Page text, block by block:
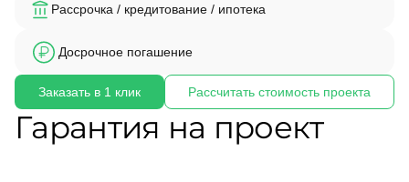
Рассрочка / кредитование / ипотека
Досрочное погашение
Заказать в 1 клик Рассчитать стоимость проекта
Гарантия на проект